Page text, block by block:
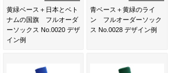
黄緑ベース＋日本とベト
ナムの国旗 フルオーダ
ーソックス No.0020 デザ
イン例
青ベース＋黄緑のライ
ン フルオーダーソック
ス No.0028 デザイン例